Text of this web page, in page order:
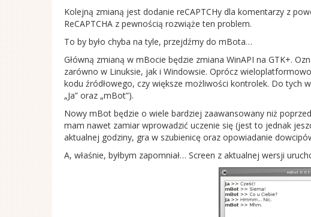
Kolejną zmianą jest dodanie reCAPTCHy dla komentarzy z
ReCAPTCHA z pewnością rozwiąże ten problem.
To by było chyba na tyle, przejdźmy do mBota…
Główną zmianą w mBocie będzie zmiana WinAPI na GTK+.
zarówno w Linuksie, jak i Windowsie. Oprócz
kodu źródłowego, czy większe możliwości kontrolek. Do tych
„Ja” oraz „mBot”).
Nowy mBot będzie o wiele bardziej zaawansowany niż
mam nawet zamiar wprowadzić uczenie się (jest to jednak
aktualnej godziny, gra w szubienicę oraz opowiadanie
A, właśnie, byłbym zapomniał… Screen z aktualnej wersji